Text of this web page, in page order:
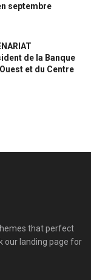
septembre
de la Banque
et du Centre
that perfect
our landing page for